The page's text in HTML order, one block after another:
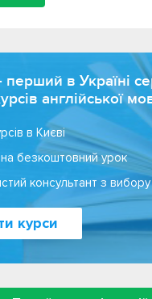
в Україні
англійської
в Києві
безкоштовний урок
консультант з вибору
курси